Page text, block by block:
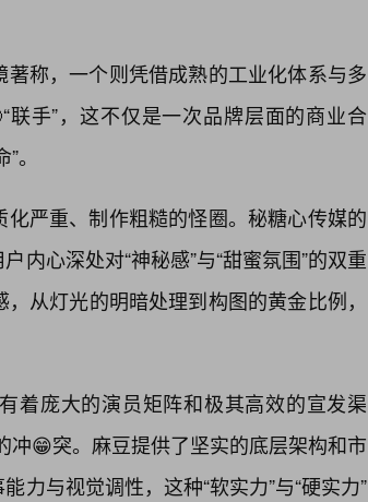
称，一个则凭借成熟的工业化体系与多
手”，这不仅是一次品牌层面的商业合
。
严重、制作粗糙的怪圈。秘糖心传媒的
内心深处对“神秘感”与“甜蜜氛围”的双重
从灯光的明暗处理到构图的黄金比例，
着庞大的演员矩阵和极其高效的宣发渠
冲😁突。麻豆提供了坚实的底层架构和市
力与视觉调性，这种“软实力”与“硬实力”